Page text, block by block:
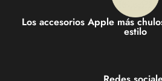
Los accesorios Apple más
estilo